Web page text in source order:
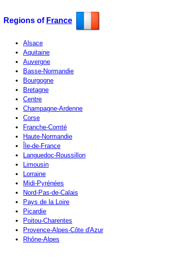
Regions of France
Alsace
Aquitaine
Auvergne
Basse-Normandie
Bourgogne
Bretagne
Centre
Champagne-Ardenne
Corse
Franche-Comté
Haute-Normandie
Île-de-France
Languedoc-Roussillon
Limousin
Lorraine
Midi-Pyrénées
Nord-Pas-de-Calais
Pays de la Loire
Picardie
Poitou-Charentes
Provence-Alpes-Côte d'Azur
Rhône-Alpes